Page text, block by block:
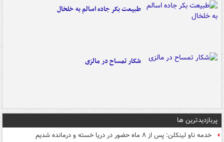
طبیعت بکر جاده اسالم به خلخال
شکار تمساح در مالزی
پربازدیدترین ها
خدمه ناو لینکلن: پس از ۸ ماه حضور در دریا خسته و درمانده‌ شدیم